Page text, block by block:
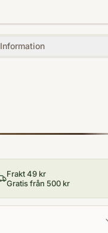
Information
Frakt 49 kr
Gratis från 500 kr